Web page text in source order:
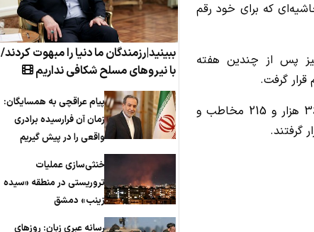
که برای خود رقم
پس از چندین هفته
«کفایت مذاکرات» با 40 هزار و 916 مخاطب، «آنتیک» با 36 هزار و 215 مخاطب و
ببینید|رزمندگان ما دنیا را مبهوت کردند/
با نیروهای مسلح شکافی نداریم
پیام عراقچی به همسایگان:
زمان آن فرارسیده برادری
واقعی را در پیش گیریم
خنثی‌سازی عملیات
تروریستی در منطقه «سیده
زینب» دمشق
رسانه عبری زبان: روزهای